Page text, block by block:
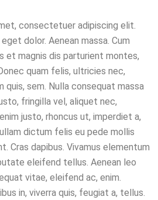
consectetuer adipiscing elit.
dolor. Aenean massa. Cum
et magnis dis parturient montes,
quam felis, ultricies nec,
quis, sem. Nulla consequat massa
fringilla vel, aliquet nec,
justo, rhoncus ut, imperdiet a,
dictum felis eu pede mollis
Cras dapibus. Vivamus elementum
eleifend tellus. Aenean leo
vitae, eleifend ac, enim.
in, viverra quis, feugiat a, tellus.